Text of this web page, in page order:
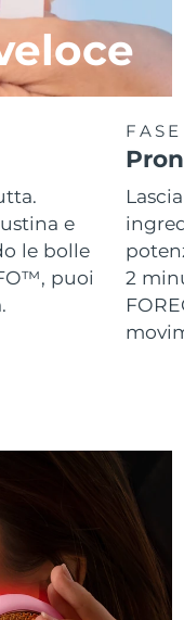
e
le bolle
puoi
2
stimata8/9/26
stimata8/9/26
8/17/26
stimata 8/11/26
stimata 8/9/26
stimata 8/9/26
stimata8/13/26
stimata 8/10/26
stimata
stimata8/9/26